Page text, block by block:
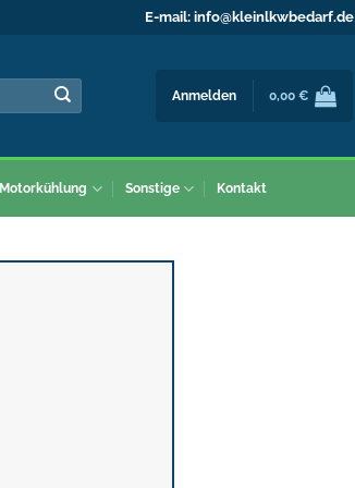
E-mail:info@kleinlkwbedarf.de
Anmelden 0,00 €
Motorkühlung Sonstige Kontakt